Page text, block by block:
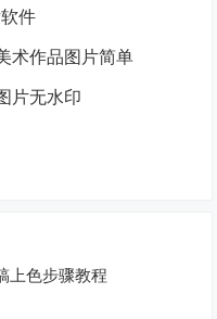
件
术作品图片简单
片无水印
上色步骤教程